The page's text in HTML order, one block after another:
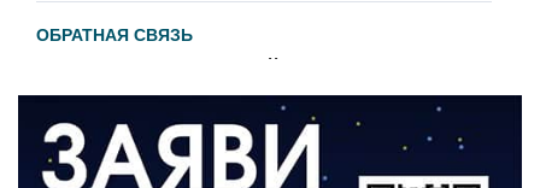
ОБРАТНАЯ СВЯЗЬ
ВЛАСТЬ